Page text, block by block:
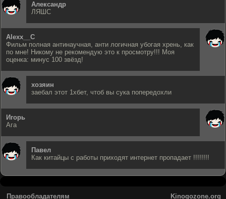
Александр
ЛЯШС
Alexx__C
Фильм полная антинаучная, анти логичная убогая хрень, как
по мне! Никому не рекомендую это к просмотру!!! Моя
оценка: минус 100 звёзд!
хозяин
заебал этот 1хбет, чтоб вы сука попередохли
Игорь
Ага
Павел
Как китайцы с работы приходят интернет пропадает !!!!!!!!
Правообладателям Kinogozone.org